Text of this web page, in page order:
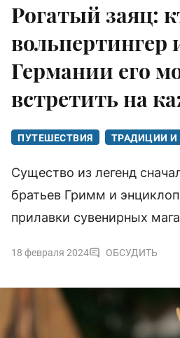
Рогатый заяц:
вольпертингер
Германии его
встретить на
ПУТЕШЕСТВИЯ ТРАДИЦИИ
Существо из легенд
братьев Гримм и
прилавки сувенирных
18 февраля 2024 ОБСУДИТЬ